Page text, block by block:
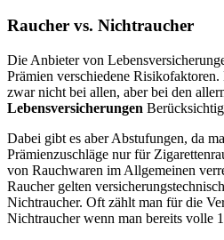
Raucher vs. Nichtraucher
Die Anbieter von
Prämien verschiedene Risikofaktoren.
zwar nicht bei allen, aber bei den
Lebensversicherungen
Dabei gibt es aber Abstufungen, da
Prämienzuschläge nur für
von Rauchwaren im Allgemeinen
Raucher gelten
Nichtraucher. Oft zählt man für die
Nichtraucher wenn man bereits volle